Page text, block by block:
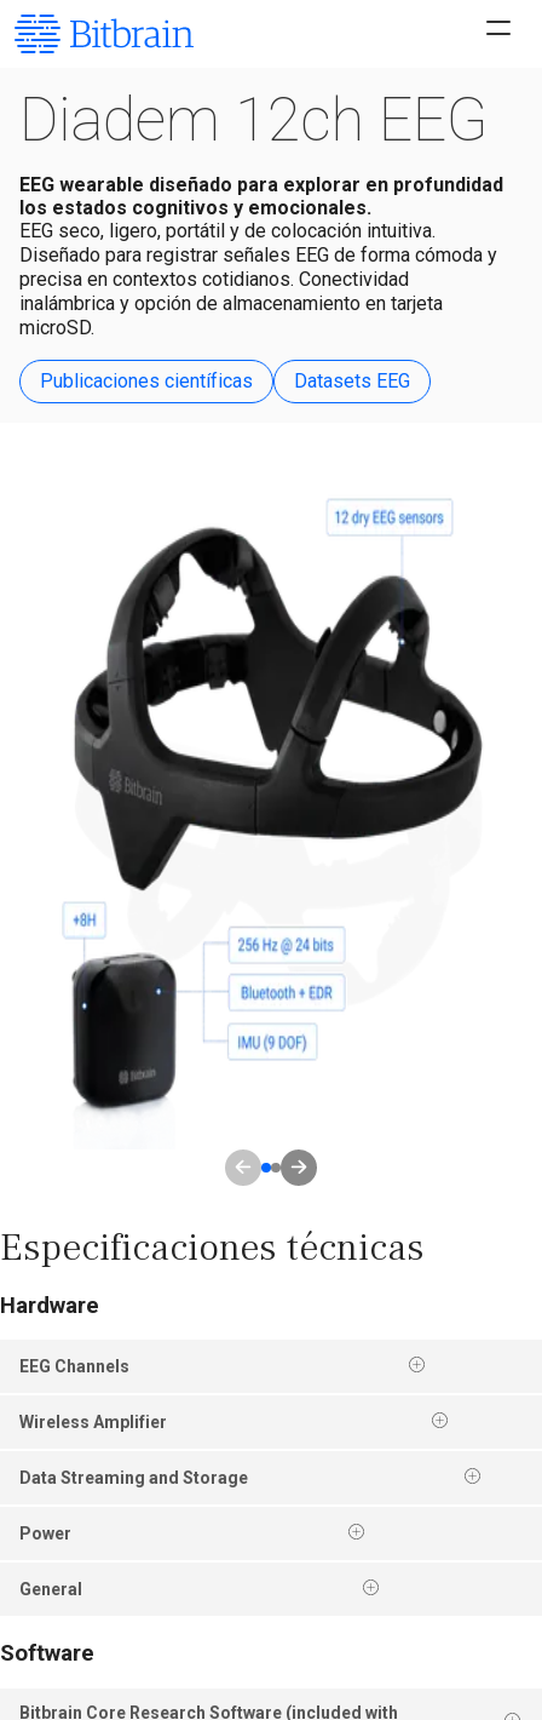
Diadem 12ch EEG
EEG wearable diseñado para explorar en profundidad
los estados cognitivos y emocionales.
EEG seco, ligero, portátil y de colocación intuitiva.
Diseñado para registrar señales EEG de forma cómoda y
precisa en contextos cotidianos. Conectividad
inalámbrica y opción de almacenamiento en tarjeta
microSD.
Publicaciones científicas Datasets EEG
Especificaciones técnicas
Hardware
EEG Channels
Wireless Amplifier
Data Streaming and Storage
Power
General
Software
Bitbrain Core Research Software (included with